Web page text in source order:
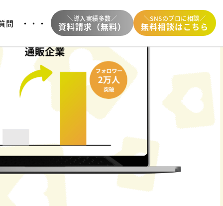
問 ・・・ ＼導入実績多数／
資料請求（無料）
＼SNSのプロに相談／
無料相談はこちら